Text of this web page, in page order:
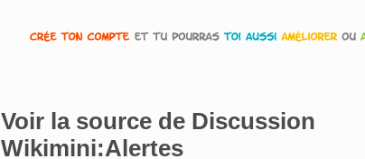
Voir la source de Discussion
Wikimini:Alertes